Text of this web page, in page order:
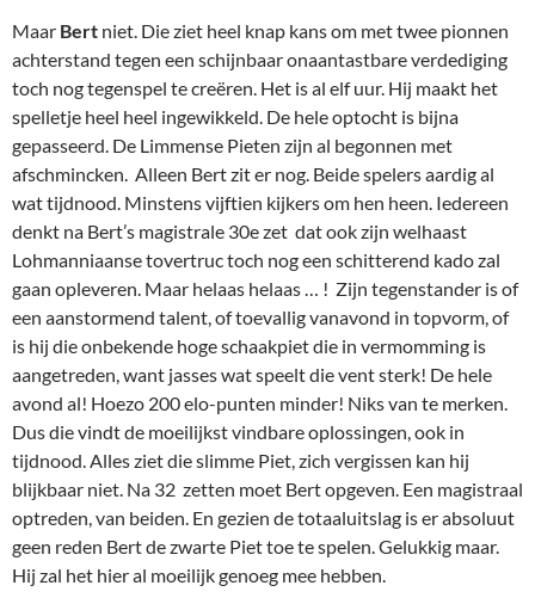
Maar Bert niet. Die ziet heel knap kans om met twee pionnen
achterstand tegen een schijnbaar onaantastbare verdediging
toch nog tegenspel te creëren. Het is al elf uur. Hij maakt het
spelletje heel heel ingewikkeld. De hele optocht is bijna
gepasseerd. De Limmense Pieten zijn al begonnen met
afschmincken. Alleen Bert zit er nog. Beide spelers aardig al
wat tijdnood. Minstens vijftien kijkers om hen heen. Iedereen
denkt na Bert’s magistrale 30e zet dat ook zijn welhaast
Lohmanniaanse tovertruc toch nog een schitterend kado zal
gaan opleveren. Maar helaas helaas … ! Zijn tegenstander is of
een aanstormend talent, of toevallig vanavond in topvorm, of
is hij die onbekende hoge schaakpiet die in vermomming is
aangetreden, want jasses wat speelt die vent sterk! De hele
avond al! Hoezo 200 elo-punten minder! Niks van te merken.
Dus die vindt de moeilijkst vindbare oplossingen, ook in
tijdnood. Alles ziet die slimme Piet, zich vergissen kan hij
blijkbaar niet. Na 32 zetten moet Bert opgeven. Een magistraal
optreden, van beiden. En gezien de totaaluitslag is er absoluut
geen reden Bert de zwarte Piet toe te spelen. Gelukkig maar.
Hij zal het hier al moeilijk genoeg mee hebben.